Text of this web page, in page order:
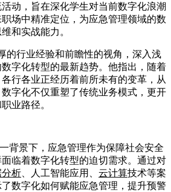
动，旨在深化学生对当前数字化浪潮
场中精准定位，为应急管理领域的数
和实战能力。
行业经验和前瞻性的视角，深入浅
字化转型的最新趋势。他指出，随着
行各业正经历着前所未有的变革，从
字化不仅重塑了传统业务模式，更开
业路径。
景下，应急管理作为保障社会安全
临着数字化转型的迫切需求。通过对
分析 、人工智能应用、 云计算技术等案
数字化如何赋能应急管理，提升预警